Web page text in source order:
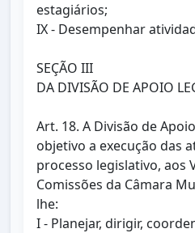
estagiários;
IX - Desempenhar
SEÇÃO III
DA DIVISÃO DE APOIO
Art. 18. A Divisão de
objetivo a execução das
processo legislativo, aos
Comissões da Câmara
lhe:
I - Planejar, dirigir,